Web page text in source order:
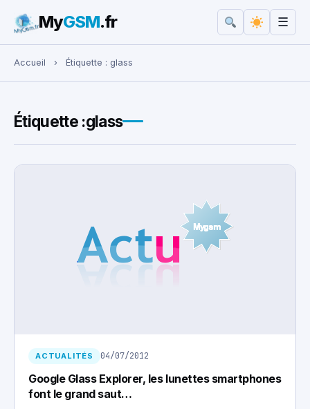
Rechercher :
MyGSM.fr ☰
Accueil › Étiquette : glass
Étiquette :glass
ACTUALITÉS 04/07/2012
Google Glass Explorer, les lunettes smartphones
font le grand saut…